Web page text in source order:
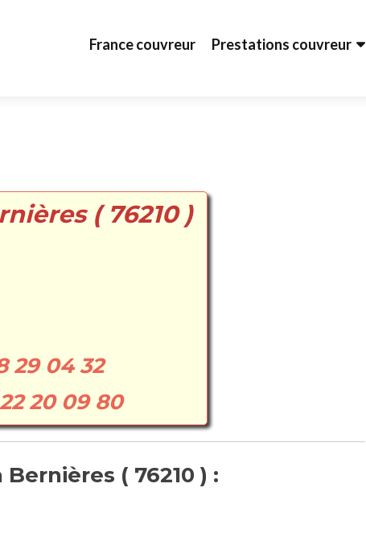
France couvreur Prestations couvreur
( 76210 )
29 04 32
20 09 80
( 76210 ) :